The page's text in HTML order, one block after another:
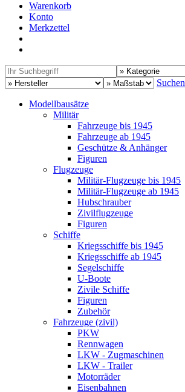
Warenkorb
Konto
Merkzettel
Suchen
Modellbausätze
Militär
Fahrzeuge bis 1945
Fahrzeuge ab 1945
Geschütze & Anhänger
Figuren
Flugzeuge
Militär-Flugzeuge bis 1945
Militär-Flugzeuge ab 1945
Hubschrauber
Zivilflugzeuge
Figuren
Schiffe
Kriegsschiffe bis 1945
Kriegsschiffe ab 1945
Segelschiffe
U-Boote
Zivile Schiffe
Figuren
Zubehör
Fahrzeuge (zivil)
PKW
Rennwagen
LKW - Zugmaschinen
LKW - Trailer
Motorräder
Eisenbahnen